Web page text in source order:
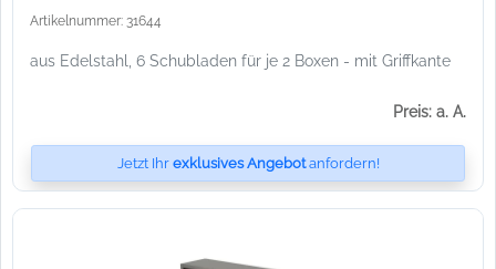
Artikelnummer: 31644
aus Edelstahl, 6 Schubladen für je 2 Boxen - mit Griffkante
Preis: a. A.
Jetzt Ihr exklusives Angebotanfordern!